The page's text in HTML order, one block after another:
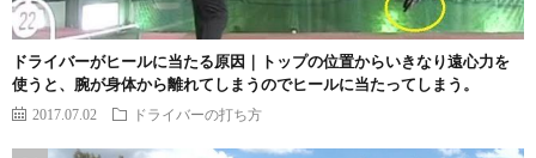
ドライバーがヒールに当たる原因｜トップの位置からいきなり遠心力を
使うと、腕が身体から離れてしまうのでヒールに当たってしまう。
2017.07.02 ドライバーの打ち方